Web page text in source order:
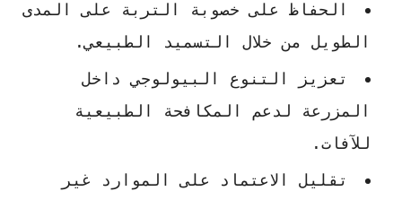
الحفاظ على خصوبة التربة على المدى
الطويل من خلال التسميد الطبيعي.
تعزيز التنوع البيولوجي داخل
المزرعة لدعم المكافحة الطبيعية
للآفات.
تقليل الاعتماد على الموارد غير